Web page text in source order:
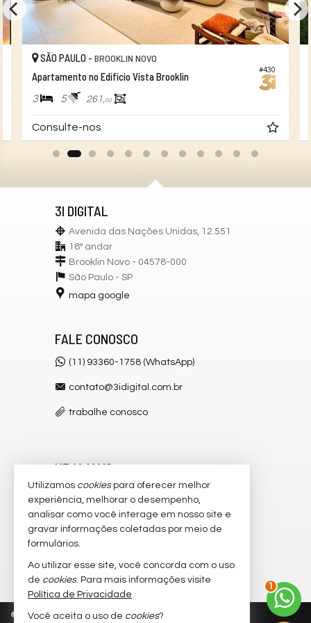
#430
SÃO PAULO - BROOKLIN NOVO
Apartamento no Edifício Vista Brooklin
3 5 261,00
Consulte-nos
3I DIGITAL
Avenida das Nações Unidas, 12.551
18º andar
Brooklin Novo - 04578-000
São Paulo - SP
mapa google
FALE CONOSCO
(11) 93360-1758 (WhatsApp)
contato@3idigital.com.br
trabalhe conosco
VEJA MAIS
receba nosso newsletter
cadastre seu imóvel
imóveis favoritos
mapa de imóveis
© 2026 CRECI/SP 32.445-J Política de Privacidade
Utilizamos cookiespara oferecer melhor
experiência, melhorar o desempenho,
analisar como você interage em nosso site e
gravar informações coletadas por meio de
formulários.
Ao utilizar esse site, você concorda com o uso
de cookies. Para mais informações visite
Política de Privacidade.
Você aceita o uso de cookies?